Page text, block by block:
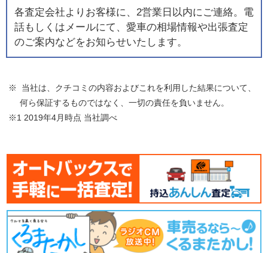
各査定会社よりお客様に、2営業日以内にご連絡。電
話もしくはメールにて、愛車の相場情報や出張査定
のご案内などをお知らせいたします。
※ 当社は、クチコミの内容およびこれを利用した結果について、
何ら保証するものではなく、一切の責任を負いません。
※1 2019年4月時点 当社調べ